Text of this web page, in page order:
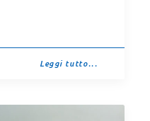
Leggi tutto...